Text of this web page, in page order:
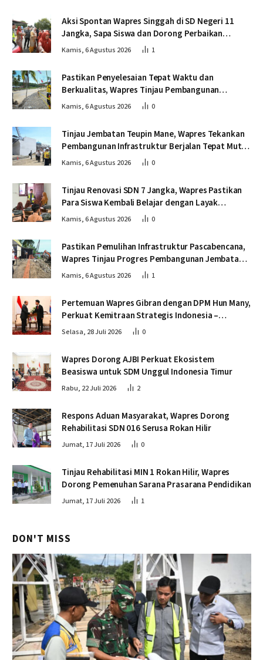
Aksi Spontan Wapres Singgah di SD Negeri 11
Jangka, Sapa Siswa dan Dorong Perbaikan
Sekolah
Kamis, 6 Agustus 2026 1
Pastikan Penyelesaian Tepat Waktu dan
Berkualitas, Wapres Tinjau Pembangunan
Jembatan Lumut
Kamis, 6 Agustus 2026 0
Tinjau Jembatan Teupin Mane, Wapres Tekankan
Pembangunan Infrastruktur Berjalan Tepat Mutu
dan Tepat Waktu
Kamis, 6 Agustus 2026 0
Tinjau Renovasi SDN 7 Jangka, Wapres Pastikan
Para Siswa Kembali Belajar dengan Layak
Pascabencana
Kamis, 6 Agustus 2026 0
Pastikan Pemulihan Infrastruktur Pascabencana,
Wapres Tinjau Progres Pembangunan Jembatan
Krueng Tingkeum Bireuen
Kamis, 6 Agustus 2026 1
Pertemuan Wapres Gibran dengan DPM Hun Many,
Perkuat Kemitraan Strategis Indonesia –
Kamboja
Selasa, 28 Juli 2026 0
Wapres Dorong AJBI Perkuat Ekosistem
Beasiswa untuk SDM Unggul Indonesia Timur
Rabu, 22 Juli 2026 2
Respons Aduan Masyarakat, Wapres Dorong
Rehabilitasi SDN 016 Serusa Rokan Hilir
Jumat, 17 Juli 2026 0
Tinjau Rehabilitasi MIN 1 Rokan Hilir, Wapres
Dorong Pemenuhan Sarana Prasarana Pendidikan
Jumat, 17 Juli 2026 1
DON'T MISS